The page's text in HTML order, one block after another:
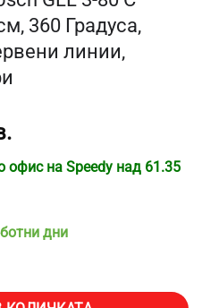
360 Градуса,
линии,
офис на Speedy над 61.35
дни
Bosch GLL 3-80 C BT150,